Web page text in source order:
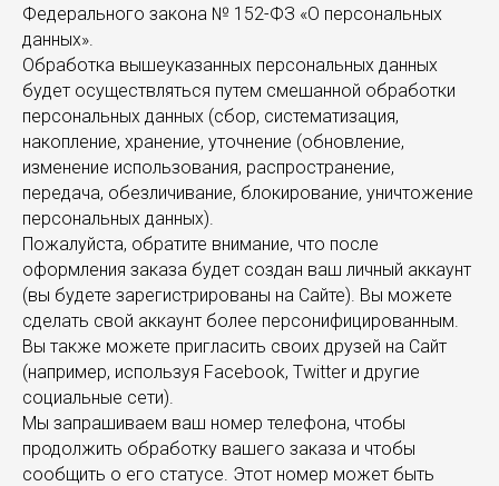
Федерального закона № 152-ФЗ «О персональных
данных».
Обработка вышеуказанных персональных данных
будет осуществляться путем смешанной обработки
персональных данных (сбор, систематизация,
накопление, хранение, уточнение (обновление,
изменение использования, распространение,
передача, обезличивание, блокирование, уничтожение
персональных данных).
Пожалуйста, обратите внимание, что после
оформления заказа будет создан ваш личный аккаунт
(вы будете зарегистрированы на Сайте). Вы можете
сделать свой аккаунт более персонифицированным.
Вы также можете пригласить своих друзей на Сайт
(например, используя Facebook, Twitter и другие
социальные сети).
Мы запрашиваем ваш номер телефона, чтобы
продолжить обработку вашего заказа и чтобы
сообщить о его статусе. Этот номер может быть